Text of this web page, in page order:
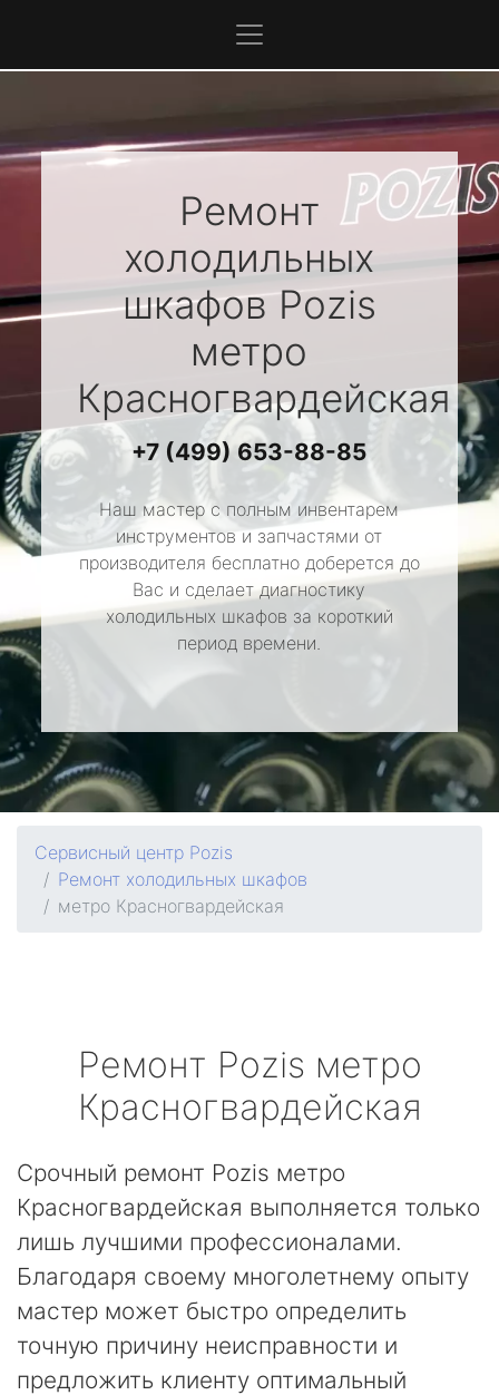
Ремонт
холодильных
шкафовPozis
метро
Красногвардейская
+7 (499) 653-88-85
Наш мастер с полным инвентарем
инструментов и запчастями от
производителя бесплатно доберется до
Вас и сделает диагностику
холодильных шкафов за короткий
период времени.
Сервисный центр Pozis
Ремонт холодильных шкафов
метро Красногвардейская
Ремонт Pozis метро
Красногвардейская
Срочный ремонт Pozis метро
Красногвардейская выполняется только
лишь лучшими профессионалами.
Благодаря своему многолетнему опыту
мастер может быстро определить
точную причину неисправности и
предложить клиенту оптимальный